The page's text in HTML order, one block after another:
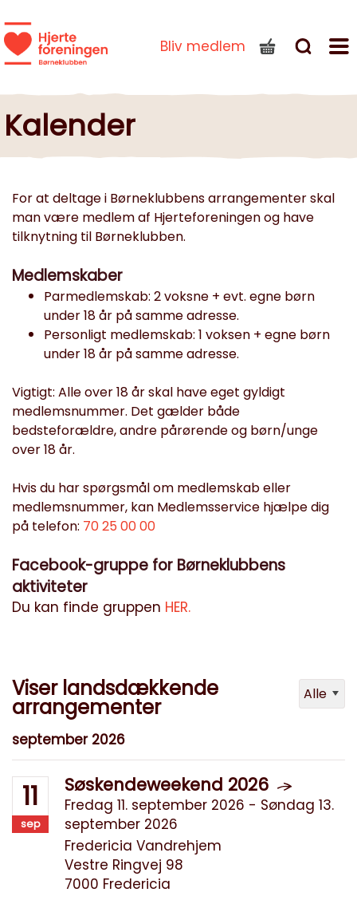
Bliv medlem
Kalender
For at deltage i Børneklubbens arrangementer skal
man være medlem af Hjerteforeningen og have
tilknytning til Børneklubben.
Medlemskaber
Parmedlemskab: 2 voksne + evt. egne børn
under 18 år på samme adresse.
Personligt medlemskab: 1 voksen + egne børn
under 18 år på samme adresse.
Vigtigt: Alle over 18 år skal have eget gyldigt
medlemsnummer. Det gælder både
bedsteforældre, andre pårørende og børn/unge
over 18 år.
Hvis du har spørgsmål om medlemskab eller
medlemsnummer, kan Medlemsservice hjælpe dig
på telefon: 70 25 00 00
Facebook-gruppe for Børneklubbens
aktiviteter
Du kan finde gruppen HER.
Viser landsdækkende
arrangementer
Alle
september 2026
11
sep
Søskendeweekend 2026
Fredag 11. september 2026 - Søndag 13.
september 2026
Fredericia Vandrehjem
Vestre Ringvej 98
7000 Fredericia